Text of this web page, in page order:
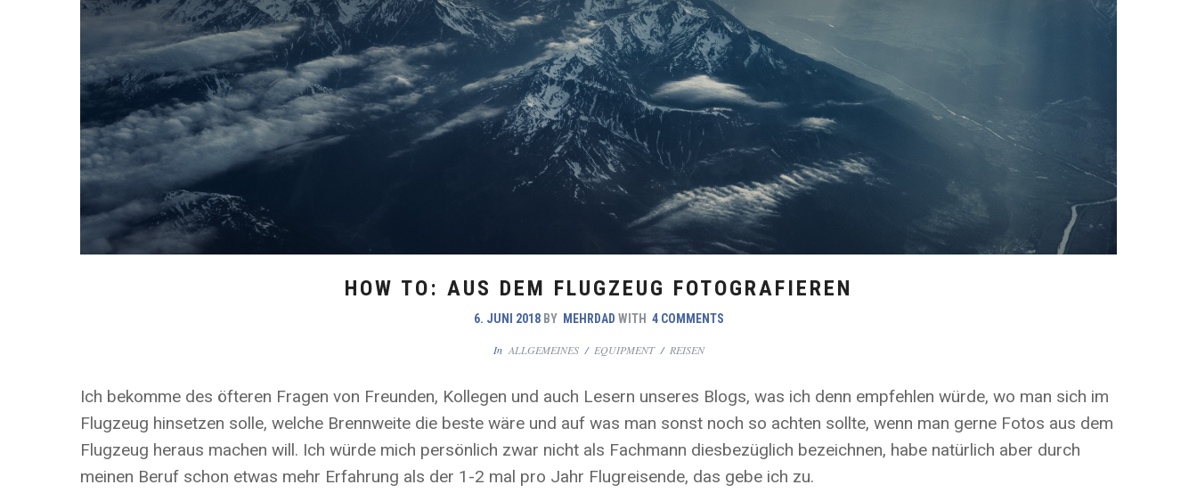
HOW TO: AUS DEM FLUGZEUG FOTOGRAFIEREN
6. JUNI 2018 BY MEHRDAD WITH 4 COMMENTS
In ALLGEMEINES/ EQUIPMENT/ REISEN
Ich bekomme des öfteren Fragen von Freunden, Kollegen und auch Lesern unseres Blogs, was ich denn empfehlen würde, wo man sich im
Flugzeug hinsetzen solle, welche Brennweite die beste wäre und auf was man sonst noch so achten sollte, wenn man gerne Fotos aus dem
Flugzeug heraus machen will. Ich würde mich persönlich zwar nicht als Fachmann diesbezüglich bezeichnen, habe natürlich aber durch
meinen Beruf schon etwas mehr Erfahrung als der 1-2 mal pro Jahr Flugreisende, das gebe ich zu.